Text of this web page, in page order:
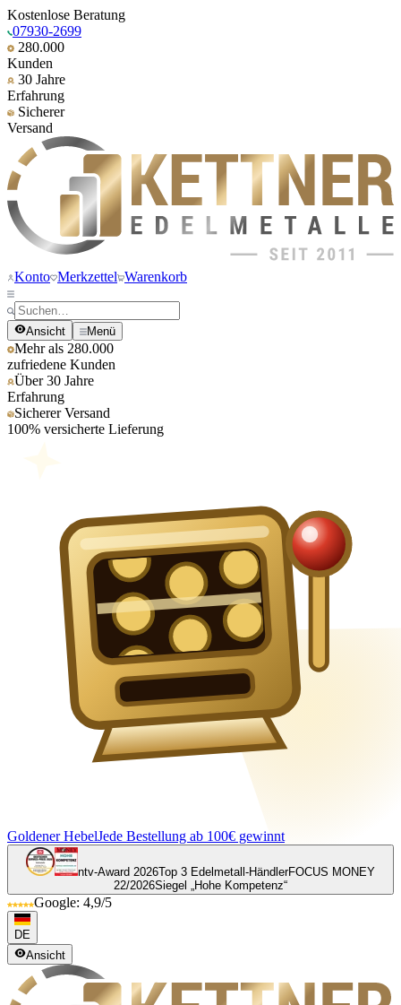
Kostenlose Beratung
07930-2699
280.000
Kunden
30 Jahre
Erfahrung
Sicherer
Versand
Konto Merkzettel Warenkorb
Ansicht Menü
Mehr als 280.000
zufriedene Kunden
Über 30 Jahre
Erfahrung
Sicherer Versand
100% versicherte Lieferung
Goldener HebelJede Bestellung ab 100€ gewinnt
ntv-Award 2026Top 3 Edelmetall-HändlerFOCUS MONEY
22/2026Siegel „Hohe Kompetenz“
Google: 4,9/5
DE
Ansicht